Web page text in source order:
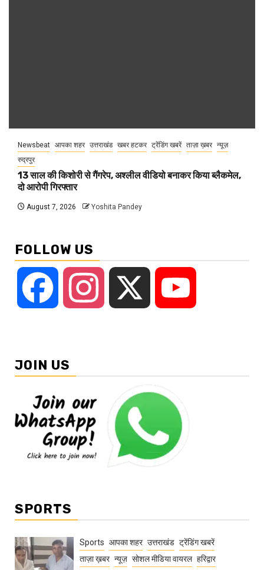
Newsbeat आपका शहर उत्तराखंड खबर हटकर ट्रेंडिंग खबरें ताज़ा ख़बर न्यूज़
रुद्रपुर
13 साल की किशोरी से गैंगरेप, अश्लील वीडियो बनाकर किया ब्लैकमेल,
दो आरोपी गिरफ्तार
August 7, 2026 Yoshita Pandey
FOLLOW US
Facebook Instagram
JOIN US
SPORTS
Sports आपका शहर उत्तराखंड ट्रेंडिंग खबरें
ताज़ा ख़बर न्यूज़ सोशल मीडिया वायरल हरिद्वार